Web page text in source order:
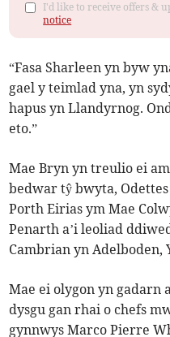
I'd like to receive offers &
notice
“Fasa Sharleen yn byw
gael y teimlad yna, yn
hapus yn Llandyrnog.
eto.”
Mae Bryn yn treulio ei
bedwar tŷ bwyta,
Porth Eirias ym Mae
Penarth a’i leoliad
Cambrian yn Adelboden,
Mae ei olygon yn gadarn
dysgu gan rhai o chefs
gynnwys Marco Pierre